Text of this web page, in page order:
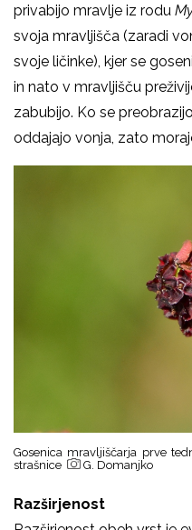
privabijo mravlje iz rodu
svoja mravljišča (zaradi
svoje ličinke), kjer se
in nato v mravljišču
zabubijo. Ko se
oddajajo vonja, zato
Gosenica mravljiščarja prve
strašnice
G. Domanjko
Razširjenost